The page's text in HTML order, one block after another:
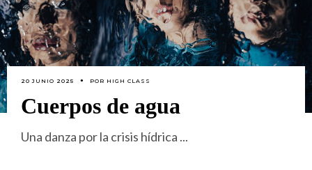
20 JUNIO 2025 POR HIGH CLASS
Cuerpos de agua
Una danza por la crisis hídrica